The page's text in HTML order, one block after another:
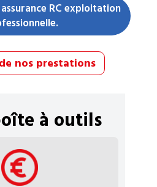
RC exploitation
nos prestations
à outils